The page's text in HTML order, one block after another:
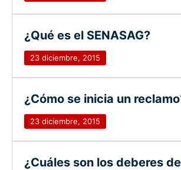
¿Qué es el SENASAG?
23 diciembre, 2015
¿Cómo se inicia un
23 diciembre, 2015
¿Cuáles son los deberes